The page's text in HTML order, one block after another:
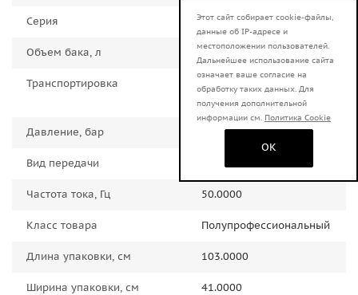
Серия КП
Объем бака, л 100.0000
Транспортировка
Колеса, Ручка для
переноски
Давление, бар 10.0000
Вид передачи Ременная
Частота тока, Гц 50.0000
Класс товара Полупрофессиональный
Длина упаковки, см 103.0000
Ширина упаковки, см 41.0000
Этот сайт собирает cookie-файлы,
данные об IP-адресе и
местоположении пользователей.
Дальнейшее использование сайта
означает ваше согласие на
обработку таких данных. Для
получения дополнительной
информации см. Политика Cookie
OK